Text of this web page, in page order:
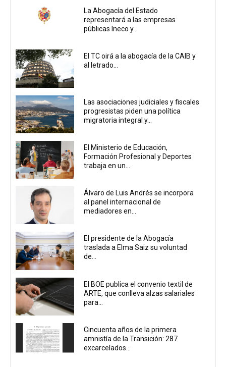
La Abogacía del Estado
representará a las empresas
públicas Ineco y...
El TC oirá a la abogacía de la CAIB y
al letrado...
Las asociaciones judiciales y fiscales
progresistas piden una política
migratoria integral y...
El Ministerio de Educación,
Formación Profesional y Deportes
trabaja en un...
Álvaro de Luis Andrés se incorpora
al panel internacional de
mediadores en...
El presidente de la Abogacía
traslada a Elma Saiz su voluntad
de...
El BOE publica el convenio textil de
ARTE, que conlleva alzas salariales
para...
Cincuenta años de la primera
amnistía de la Transición: 287
excarcelados...